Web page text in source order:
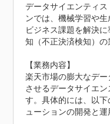
データサイエンティ
ンでは、機械学習や
ビジネス課題を解決
知（不正決済検知）の
【業務内容】
楽天市場の膨大なデ
させるデータサイエ
す。具体的には、以
ューションの開発と運